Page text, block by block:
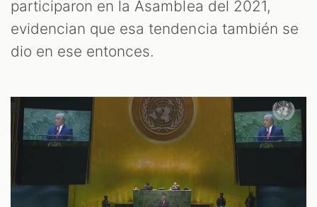
participaron en la Asamblea del 2021,
evidencian que esa tendencia también se
dio en ese entonces.